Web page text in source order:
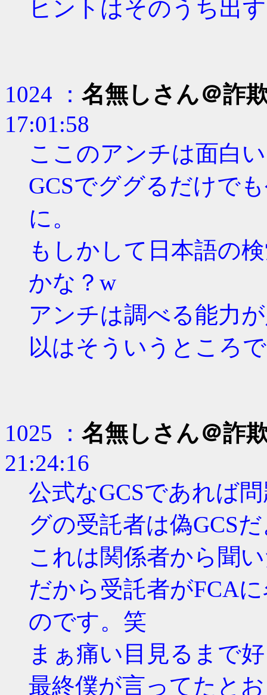
ヒントはそのうち出
1024 ： 名無しさん＠詐
17:01:58
ここのアンチは面白
GCSでググるだけで
に。
もしかして日本語の
かな？w
アンチは調べる能力
以はそういうところ
1025 ： 名無しさん＠詐
21:24:16
公式なGCSであれば
グの受託者は偽GCS
これは関係者から聞
だから受託者がFCA
のです。笑
まぁ痛い目見るまで
最終僕が言ってたと